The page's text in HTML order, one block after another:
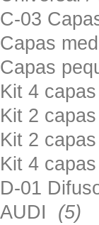
C-03
Capas
Capas
Kit 4 capas
Kit 2
Kit 2
Kit 4
D-01
AUDI (5)